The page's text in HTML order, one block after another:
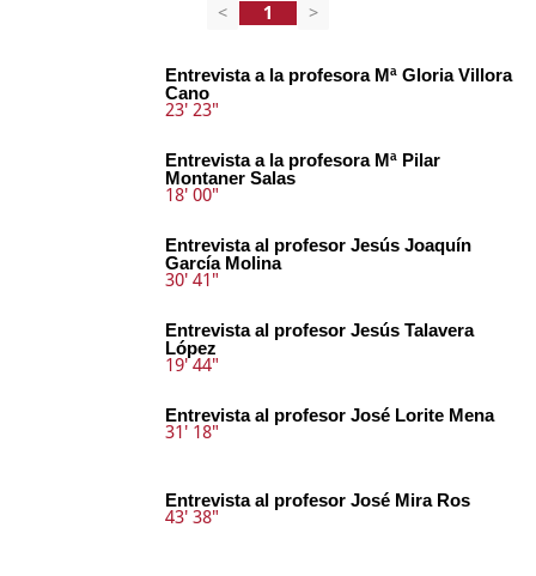
<
>
Entrevista a la profesora Mª Gloria Villora
Cano
23' 23"
Entrevista a la profesora Mª Pilar
Montaner Salas
18' 00"
Entrevista al profesor Jesús Joaquín
García Molina
30' 41"
Entrevista al profesor Jesús Talavera
López
19' 44"
Entrevista al profesor José Lorite Mena
31' 18"
Entrevista al profesor José Mira Ros
43' 38"